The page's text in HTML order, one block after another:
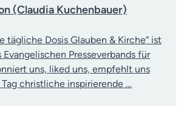
(Claudia Kuchenbauer)
tägliche Dosis Glauben & Kirche“ ist
Presseverbands für
uns, liked uns, empfehlt uns
christliche inspirierende …